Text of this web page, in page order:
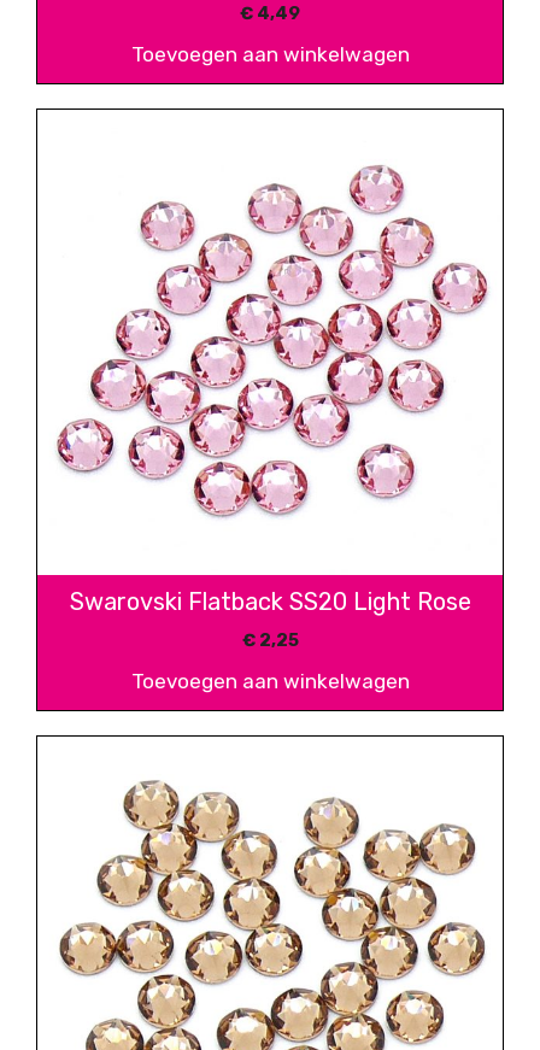
€ 4,49
Toevoegen aan winkelwagen
Swarovski Flatback SS20 Light Rose
€2,25
Toevoegen aan winkelwagen